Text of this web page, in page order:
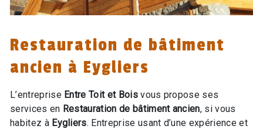
Restauration de bâtiment
ancien à Eygliers
L’entreprise Entre Toit et Boisvous propose ses
services en Restauration de bâtiment ancien, si vous
habitez à Eygliers. Entreprise usant d’une expérience et